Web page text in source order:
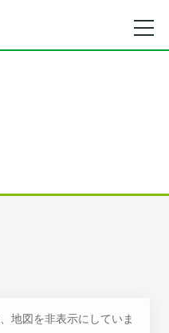
地図を非表示にしていま